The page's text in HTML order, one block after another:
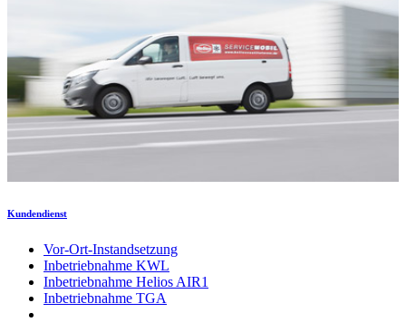
Kundendienst
Vor-Ort-Instandsetzung
Inbetriebnahme KWL
Inbetriebnahme Helios AIR1
Inbetriebnahme TGA